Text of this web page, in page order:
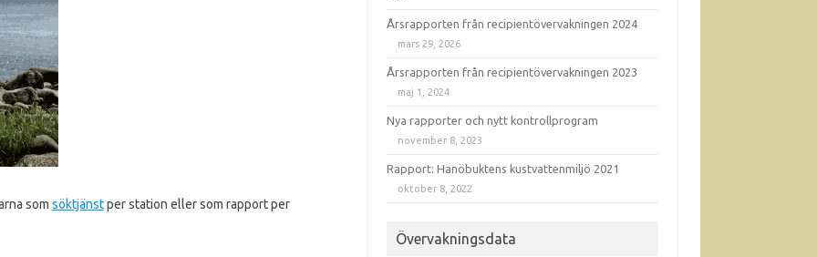
som söktjänstper station eller som rapport per
Årsrapporten från recipientövervakningen 2024
mars 29, 2026
Årsrapporten från recipientövervakningen 2023
maj 1, 2024
Nya rapporter och nytt kontrollprogram
november 8, 2023
Rapport: Hanöbuktens kustvattenmiljö 2021
oktober 8, 2022
Övervakningsdata